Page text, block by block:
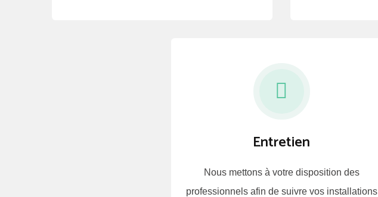
Entretien
Nous mettons à votre disposition des
professionnels afin de suivre vos installations